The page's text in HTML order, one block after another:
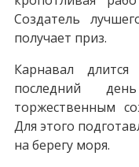
Создатель
получает приз.
Карнавал
последний
торжественным
Для этого
на берегу моря.